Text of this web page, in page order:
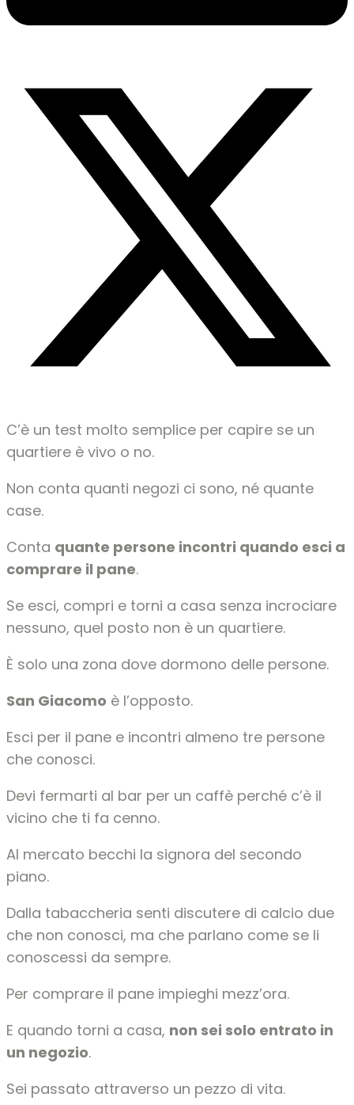
C’è un test molto semplice per capire se un
quartiere è vivo o no.
Non conta quanti negozi ci sono, né quante
case.
Conta quante persone incontri quando esci a
comprare il pane.
Se esci, compri e torni a casa senza incrociare
nessuno, quel posto non è un quartiere.
È solo una zona dove dormono delle persone.
San Giacomo è l’opposto.
Esci per il pane e incontri almeno tre persone
che conosci.
Devi fermarti al bar per un caffè perché c’è il
vicino che ti fa cenno.
Al mercato becchi la signora del secondo
piano.
Dalla tabaccheria senti discutere di calcio due
che non conosci, ma che parlano come se li
conoscessi da sempre.
Per comprare il pane impieghi mezz’ora.
E quando torni a casa, non sei solo entrato in
un negozio.
Sei passato attraverso un pezzo di vita.